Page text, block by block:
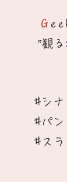
G
”観
#シナ
​#パン
#スラ